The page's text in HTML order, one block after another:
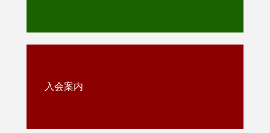
入会案内